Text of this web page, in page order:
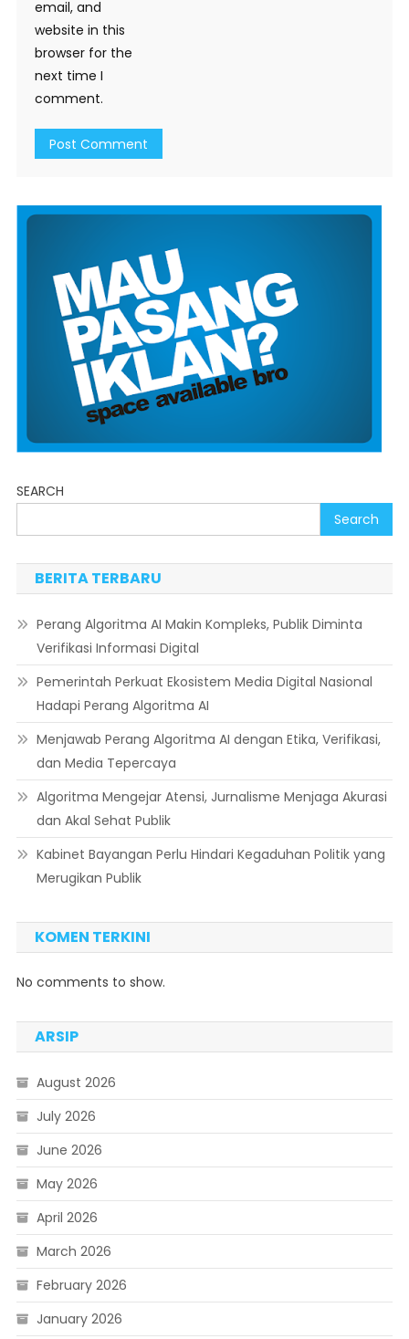
email, and
website in this
browser for the
next time I
comment.
SEARCH
Search
BERITA TERBARU
Perang Algoritma AI Makin Kompleks, Publik Diminta
Verifikasi Informasi Digital
Pemerintah Perkuat Ekosistem Media Digital Nasional
Hadapi Perang Algoritma AI
Menjawab Perang Algoritma AI dengan Etika, Verifikasi,
dan Media Tepercaya
Algoritma Mengejar Atensi, Jurnalisme Menjaga Akurasi
dan Akal Sehat Publik
Kabinet Bayangan Perlu Hindari Kegaduhan Politik yang
Merugikan Publik
KOMEN TERKINI
No comments to show.
ARSIP
August 2026
July 2026
June 2026
May 2026
April 2026
March 2026
February 2026
January 2026